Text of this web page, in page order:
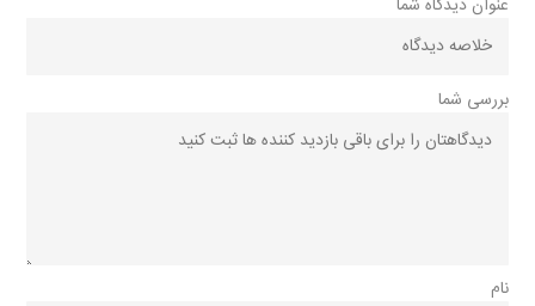
عنوان دیدگاه شما
بررسی شما
نام